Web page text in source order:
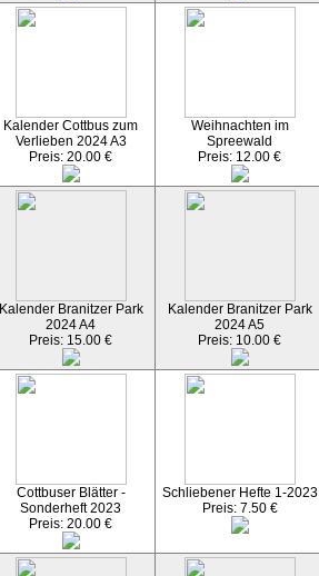
Kalender Cottbus zum
Verlieben 2024 A3
Preis: 20.00 €
Weihnachten im
Spreewald
Preis: 12.00 €
Kalender Branitzer Park
2024 A4
Preis: 15.00 €
Kalender Branitzer Park
2024 A5
Preis: 10.00 €
Cottbuser Blätter -
Sonderheft 2023
Preis: 20.00 €
Schliebener Hefte 1-2023
Preis: 7.50 €